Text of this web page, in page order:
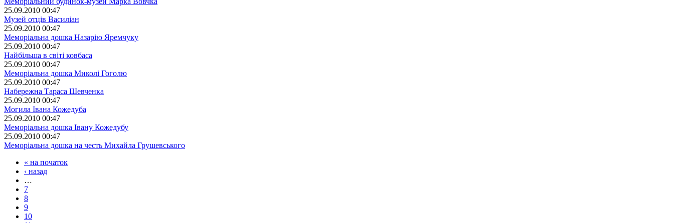
25.09.2010 00:47
Музей отців Василіан
25.09.2010 00:47
Меморіальна дошка Назарію Яремчуку
25.09.2010 00:47
Найбільша в світі ковбаса
25.09.2010 00:47
Меморіальна дошка Миколі Гоголю
25.09.2010 00:47
Набережна Тараса Шевченка
25.09.2010 00:47
Могила Івана Кожедуба
25.09.2010 00:47
Меморіальна дошка Івану Кожедубу
25.09.2010 00:47
Меморіальна дошка на честь Михайла Грушевського
« на початок
‹ назад
…
7
8
9
10